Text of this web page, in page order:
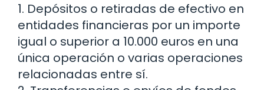
1. Depósitos o retiradas de efectivo en
entidades financieras por un importe
igual o superior a 10.000 euros en una
única operación o varias operaciones
relacionadas entre sí.